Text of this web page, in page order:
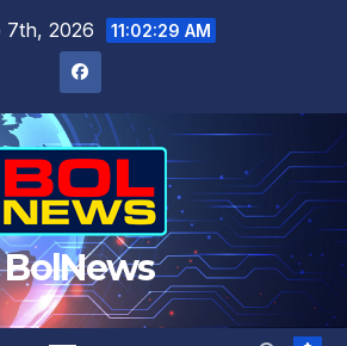
7th, 2026 11:02:30 AM
BolNews